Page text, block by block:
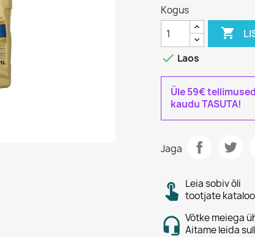
Kogus

 Laos
Üle 59€
kaudu TASUTA!
Jaga
Leia sobiv õli
tootjate
Võtke meiega
Aitame leida